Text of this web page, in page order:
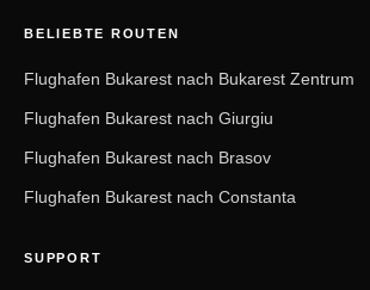
BELIEBTE ROUTEN
Flughafen Bukarest nach Bukarest Zentrum
Flughafen Bukarest nach Giurgiu
Flughafen Bukarest nach Brasov
Flughafen Bukarest nach Constanta
SUPPORT